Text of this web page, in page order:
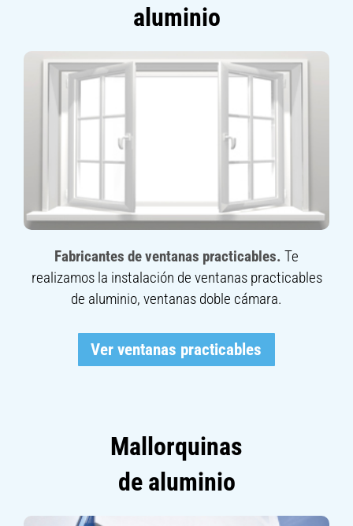
aluminio
Fabricantes de ventanas practicables. Te
realizamos la instalación de ventanas practicables
de aluminio, ventanas doble cámara.
Ver ventanas practicables
Mallorquinas
de aluminio